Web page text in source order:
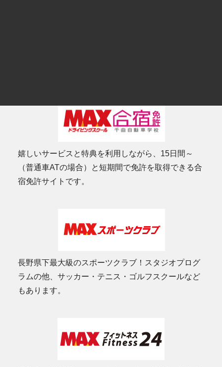
嬉しいサービスと特典を利用しながら、15日間～
（普通車ATの場合）と短期間で免許を取得できる合
宿免許サイトです。
長野県下最大級のスポーツクラブ！スタジオプログ
ラムの他、サッカー・テニス・ゴルフスクールなど
もあります。